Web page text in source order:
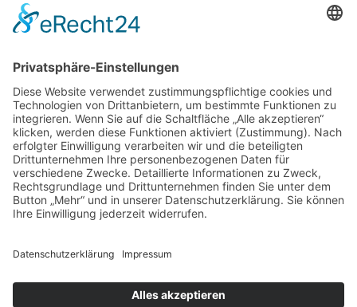
Zustimmung, um den
Google Maps-Service zu
laden!
Wir verwenden einen Service eines
Drittanbieters, um Karteninhalte
einzubetten. Dieser Service kann
Daten zu Ihren Aktivitäten
sammeln. Bitte lesen Sie die Details
Nutzung des Service zu, um diese
© 2024 Nolte Edelstahl GmbH | Alle Rechte vorbehalten